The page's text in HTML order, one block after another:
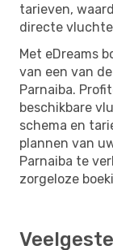
tarieven,
directe
Met eDreams
van een van
Parnaiba.
beschikbare
schema en
plannen van
Parnaiba te
zorgeloze